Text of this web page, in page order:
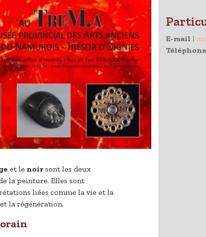
et le noirsont les deux
la peinture. Elles sont
liées comme la vie et la
la régénération.
E-mail |
Téléphone